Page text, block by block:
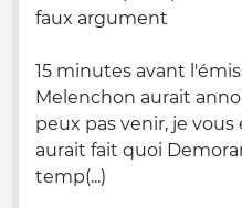
faux argument
15 minutes avant
Melenchon aurait
peux pas venir, je
aurait fait quoi
temp(...)